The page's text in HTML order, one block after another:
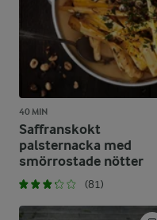
40 MIN
Saffranskokt
palsternacka med
smörrostade nötter
(81)